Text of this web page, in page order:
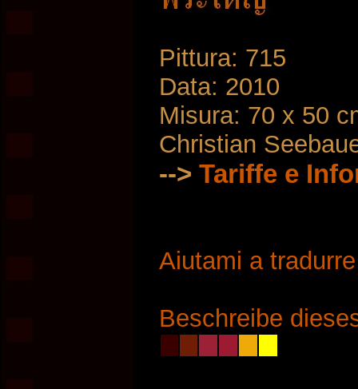
Pittura: 715
Data: 2010
Misura: 70 x 50
Christian
--> Tariffe e
Aiutami a
Beschreibe